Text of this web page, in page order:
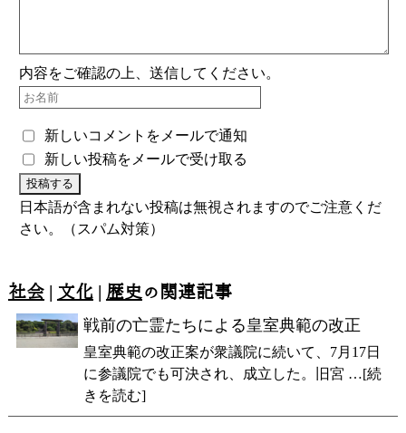
内容をご確認の上、送信してください。
新しいコメントをメールで通知
新しい投稿をメールで受け取る
日本語が含まれない投稿は無視されますのでご注意くだ
さい。（スパム対策）
社会| 文化 | 歴史の関連記事
戦前の亡霊たちによる皇室典範の改正
皇室典範の改正案が衆議院に続いて、7月17日
に参議院でも可決され、成立した。旧宮 …[続
きを読む]